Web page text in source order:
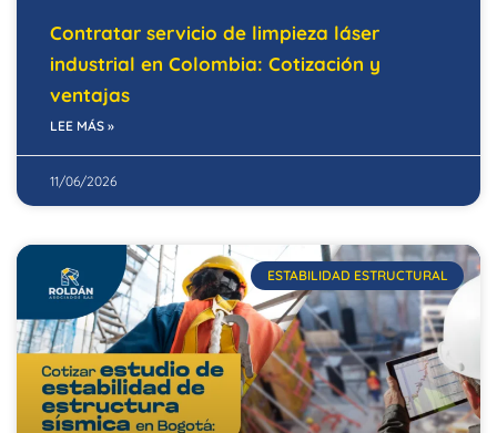
Contratar servicio de limpieza láser
industrial en Colombia: Cotización y
ventajas
LEE MÁS »
11/06/2026
ESTABILIDAD ESTRUCTURAL